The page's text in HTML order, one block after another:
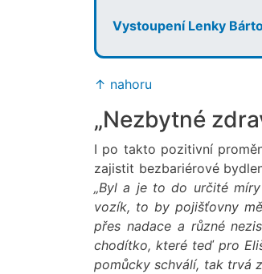
Vystoupení Lenky
↑ nahoru
„Nezbytné
I po takto pozitivní
zajistit bezbariérové
„Byl a je to do určité
vozík, to by pojišťovny
přes nadace a různé
chodítko, které teď pro
pomůcky schválí, tak trvá